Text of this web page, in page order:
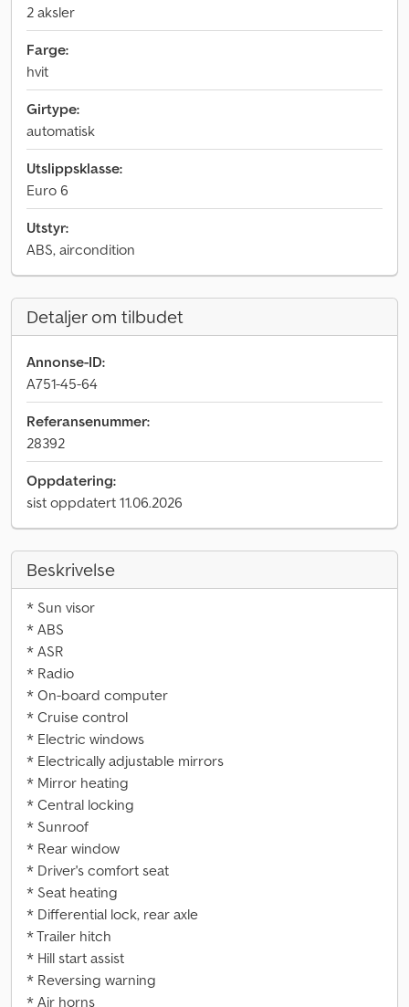
2 aksler
Farge:
hvit
Girtype:
automatisk
Utslippsklasse:
Euro 6
Utstyr:
ABS, aircondition
Detaljer om tilbudet
Annonse-ID:
A751-45-64
Referansenummer:
28392
Oppdatering:
sist oppdatert 11.06.2026
Beskrivelse
* Sun visor
* ABS
* ASR
* Radio
* On-board computer
* Cruise control
* Electric windows
* Electrically adjustable mirrors
* Mirror heating
* Central locking
* Sunroof
* Rear window
* Driver's comfort seat
* Seat heating
* Differential lock, rear axle
* Trailer hitch
* Hill start assist
* Reversing warning
* Air horns